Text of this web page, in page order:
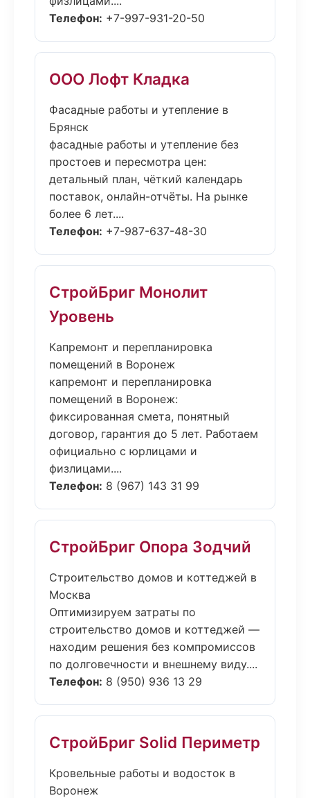
Телефон: +7-997-931-20-50
ООО Лофт Кладка
Фасадные работы и утепление в
Брянск
фасадные работы и утепление без
простоев и пересмотра цен:
детальный план, чёткий календарь
поставок, онлайн-отчёты. На рынке
более 6 лет....
Телефон: +7-987-637-48-30
СтройБриг Монолит
Уровень
Капремонт и перепланировка
помещений в Воронеж
капремонт и перепланировка
помещений в Воронеж:
фиксированная смета, понятный
договор, гарантия до 5 лет. Работаем
официально с юрлицами и
физлицами....
Телефон: 8 (967) 143 31 99
СтройБриг Опора Зодчий
Строительство домов и коттеджей в
Москва
Оптимизируем затраты по
строительство домов и коттеджей —
находим решения без компромиссов
по долговечности и внешнему виду....
Телефон: 8 (950) 936 13 29
СтройБриг Solid Периметр
Кровельные работы и водосток в
Воронеж